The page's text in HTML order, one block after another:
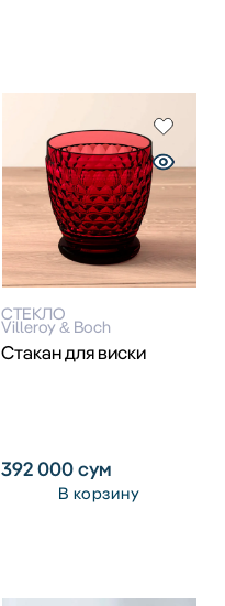
СТЕКЛО
Villeroy & Boch
Стакан для виски
392 000сум
В корзину